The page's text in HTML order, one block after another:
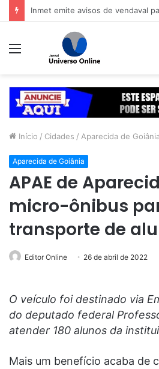
Menu
Início / Cidades / Aparecida de
Aparecida de Goiânia
APAE de
micro-ônibus
transporte de
Editor Online 26 de abril de 2022
O veículo foi destinado via
do deputado federal
atender 180 alunos da
Mais um benefício acaba de